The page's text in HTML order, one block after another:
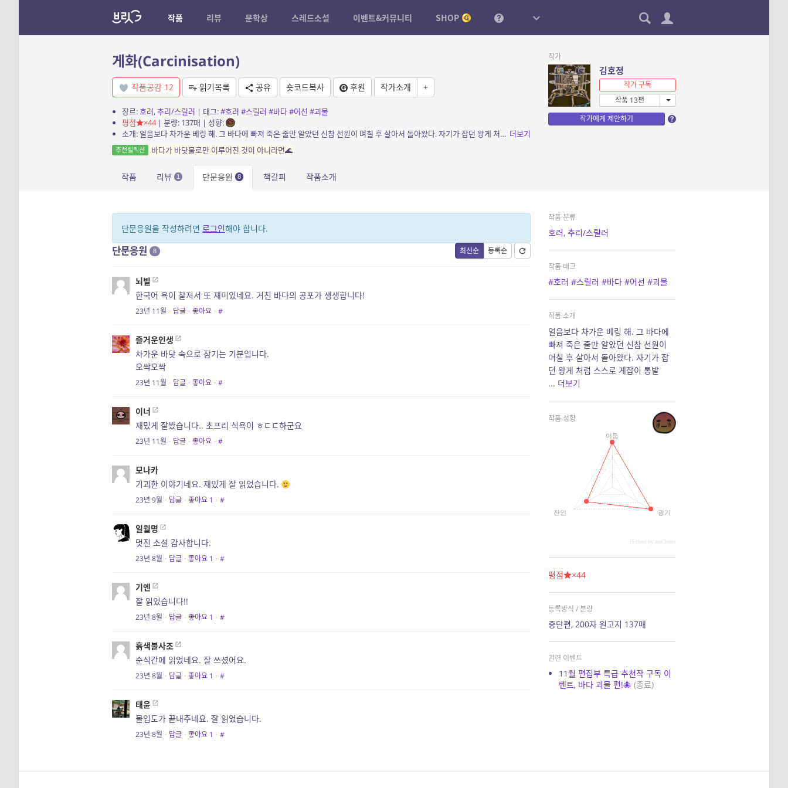
작품 리뷰 문학상 스레드소설 이벤트&커뮤니티 SHOP
게화(Carcinisation)
작품공감 12 읽기목록 공유 숏코드복사 후원 작가소개 +
장르:호러, 추리/스릴러 | 태그:#호러 #스릴러 #바다#어선 #괴물
평점
×44| 분량: 137매 | 성향:
소개: 얼음보다 차가운 베링 해. 그 바다에 빠져 죽은 줄만 알았던 신참 선원이 며칠 후 살아서 돌아왔다. 자기가 잡던 왕게 처럼 스스로 게잡이 통발 안에 기어 들어가서. 더보기
추천셀렉션 바다가 바닷물로만 이루어진 것이 아니라면🌊
작가
김호정
작가 구독
작품 13편
작가에게 제안하기
작품 리뷰 1 단문응원 8 책갈피 작품소개
단문응원을 작성하려면 로그인해야 합니다.
최신순 등록순
단문응원 8
뇌빌
한국어 욕이 찰져서 또 재미있네요. 거친 바다의 공포가 생생합니다!
23년 11월 · 답글 · 좋아요 · #
즐거운인생
차가운 바닷 속으로 잠기는 기분입니다.
오싹오싹
23년 11월 · 답글 · 좋아요 · #
이너
재밌게 잘봤습니다.. 초프리 식욕이 ㅎㄷㄷ하군요
23년 11월 · 답글 · 좋아요 · #
모나카
기괴한 이야기네요. 재밌게 잘 읽었습니다.
23년 9월 · 답글 · 좋아요 1 · #
일월명
멋진 소설 감사합니다.
23년 8월 · 답글 · 좋아요 1 · #
기엔
잘 읽었습니다!!
23년 8월 · 답글 · 좋아요 1 · #
흙색불사조
순식간에 읽었네요. 잘 쓰셨어요.
23년 8월 · 답글 · 좋아요 1 · #
태윤
몰입도가 끝내주네요. 잘 읽었습니다.
23년 8월 · 답글 · 좋아요 1 · #
작품 분류
호러, 추리/스릴러
작품 태그
#호러 #스릴러 #바다 #어선 #괴물
작품 소개
얼음보다 차가운 베링 해. 그 바다에
빠져 죽은 줄만 알았던 신참 선원이
며칠 후 살아서 돌아왔다. 자기가 잡
던 왕게 처럼 스스로 게잡이 통발
... 더보기
작품 성향
어둠
광기
잔인
JS chart by amCharts
평점 ×44
등록방식 / 분량
중단편, 200자 원고지 137매
관련 이벤트
11월 편집부 특급 추천작 구독 이
벤트, 바다 괴물 편!🐙(종료)